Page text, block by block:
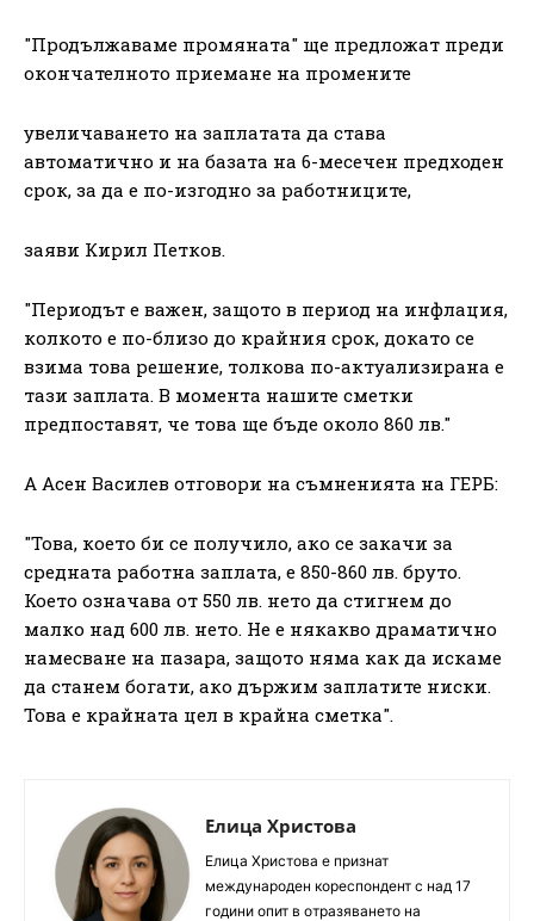
"Продължаваме промяната" ще предложат преди
окончателното приемане на промените
увеличаването на заплатата да става
автоматично и на базата на 6-месечен предходен
срок, за да е по-изгодно за работниците,
заяви Кирил Петков.
"Периодът е важен, защото в период на инфлация,
колкото е по-близо до крайния срок, докато се
взима това решение, толкова по-актуализирана е
тази заплата. В момента нашите сметки
предпоставят, че това ще бъде около 860 лв."
А Асен Василев отговори на съмненията на ГЕРБ:
"Това, което би се получило, ако се закачи за
средната работна заплата, е 850-860 лв. бруто.
Което означава от 550 лв. нето да стигнем до
малко над 600 лв. нето. Не е някакво драматично
намесване на пазара, защото няма как да искаме
да станем богати, ако държим заплатите ниски.
Това е крайната цел в крайна сметка".
Елица Христова
Елица Христова е признат
международен кореспондент с над 17
години опит в отразяването на